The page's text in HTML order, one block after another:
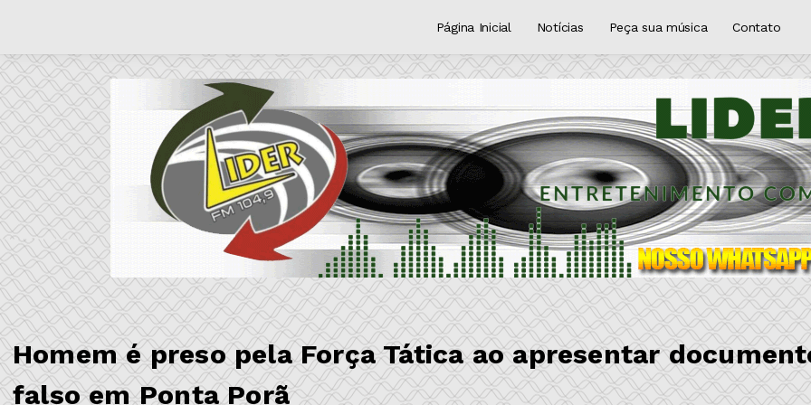
Página Inicial Notícias Peça sua música Contato
Homem é preso pela Força Tática ao apresentar
falso em Ponta Porã